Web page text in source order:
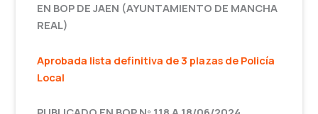
EN BOP DE JAEN (AYUNTAMIENTO DE MANCHA
REAL)
Aprobada lista definitiva de 3 plazas de Policía
Local